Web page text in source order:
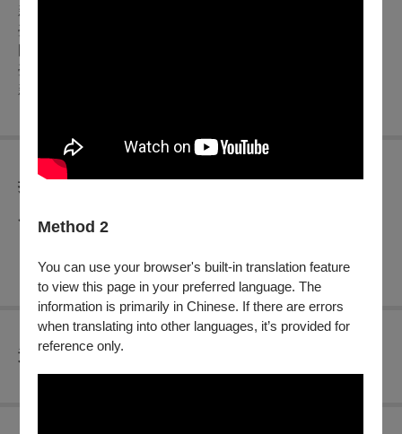
Method 2
You can use your browser's built-in translation feature
to view this page in your preferred language. The
information is primarily in Chinese. If there are errors
when translating into other languages, it’s provided for
reference only.
新北市新莊區新莊國民小學弦樂團
臺北市立介壽國民中學弦樂團
國立南科國際實驗高級中學管樂團
臺中市立安和國民中學管樂團
新北市天主教光仁高級中學管弦樂團
折扣方案
◆65歲以上長者、身障人士及其陪同者1人購票可享５折優惠
※以上優惠只限一種，恕不提供雙重折扣。
退換須知